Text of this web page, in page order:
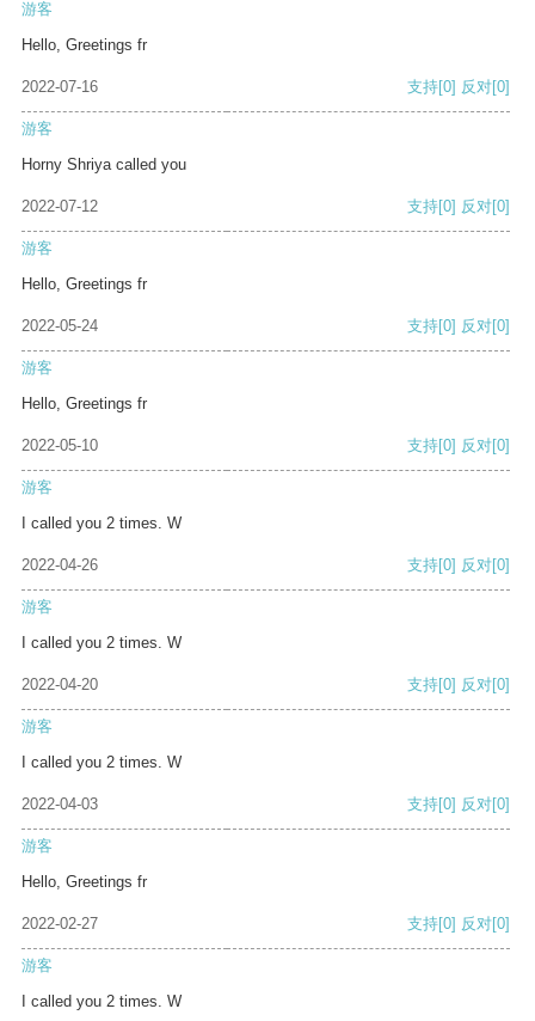
游客
Hello, Greetings fr
2022-07-16 支持[0] 反对[0]
游客
Horny Shriya called you
2022-07-12 支持[0] 反对[0]
游客
Hello, Greetings fr
2022-05-24 支持[0] 反对[0]
游客
Hello, Greetings fr
2022-05-10 支持[0] 反对[0]
游客
I called you 2 times. W
2022-04-26 支持[0] 反对[0]
游客
I called you 2 times. W
2022-04-20 支持[0] 反对[0]
游客
I called you 2 times. W
2022-04-03 支持[0] 反对[0]
游客
Hello, Greetings fr
2022-02-27 支持[0] 反对[0]
游客
I called you 2 times. W